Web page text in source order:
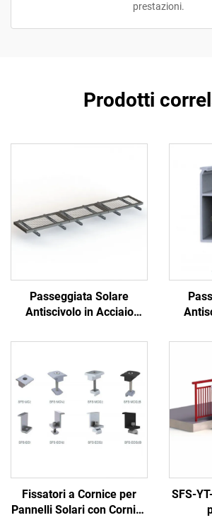
prestazioni.
Prodotti
Passeggiata Solare
Antiscivolo in Acciaio
Fissatori a Cornice per
Pannelli Solari con Cornice
SFS-